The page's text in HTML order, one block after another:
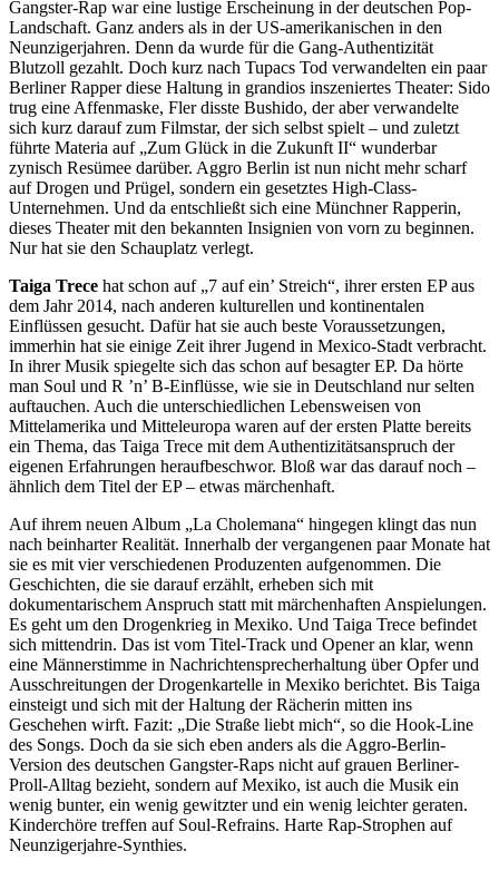
Gangster-Rap war eine lustige Erscheinung in der deutschen Pop-
Landschaft. Ganz anders als in der US-amerikanischen in den
Neunzigerjahren. Denn da wurde für die Gang-Authentizität
Blutzoll gezahlt. Doch kurz nach Tupacs Tod verwandelten ein paar
Berliner Rapper diese Haltung in grandios inszeniertes Theater: Sido
trug eine Affenmaske, Fler disste Bushido, der aber verwandelte
sich kurz darauf zum Filmstar, der sich selbst spielt – und zuletzt
führte Materia auf „Zum Glück in die Zukunft II“ wunderbar
zynisch Resümee darüber. Aggro Berlin ist nun nicht mehr scharf
auf Drogen und Prügel, sondern ein gesetztes High-Class-
Unternehmen. Und da entschließt sich eine Münchner Rapperin,
dieses Theater mit den bekannten Insignien von vorn zu beginnen.
Nur hat sie den Schauplatz verlegt.
Taiga Trece hat schon auf „7 auf ein’ Streich“, ihrer ersten EP aus
dem Jahr 2014, nach anderen kulturellen und kontinentalen
Einflüssen gesucht. Dafür hat sie auch beste Voraussetzungen,
immerhin hat sie einige Zeit ihrer Jugend in Mexico-Stadt verbracht.
In ihrer Musik spiegelte sich das schon auf besagter EP. Da hörte
man Soul und R ’n’ B-Einflüsse, wie sie in Deutschland nur selten
auftauchen. Auch die unterschiedlichen Lebensweisen von
Mittelamerika und Mitteleuropa waren auf der ersten Platte bereits
ein Thema, das Taiga Trece mit dem Authentizitätsanspruch der
eigenen Erfahrungen heraufbeschwor. Bloß war das darauf noch –
ähnlich dem Titel der EP – etwas märchenhaft.
Auf ihrem neuen Album „La Cholemana“ hingegen klingt das nun
nach beinharter Realität. Innerhalb der vergangenen paar Monate hat
sie es mit vier verschiedenen Produzenten aufgenommen. Die
Geschichten, die sie darauf erzählt, erheben sich mit
dokumentarischem Anspruch statt mit märchenhaften Anspielungen.
Es geht um den Drogenkrieg in Mexiko. Und Taiga Trece befindet
sich mittendrin. Das ist vom Titel-Track und Opener an klar, wenn
eine Männerstimme in Nachrichtensprecherhaltung über Opfer und
Ausschreitungen der Drogenkartelle in Mexiko berichtet. Bis Taiga
einsteigt und sich mit der Haltung der Rächerin mitten ins
Geschehen wirft. Fazit: „Die Straße liebt mich“, so die Hook-Line
des Songs. Doch da sie sich eben anders als die Aggro-Berlin-
Version des deutschen Gangster-Raps nicht auf grauen Berliner-
Proll-Alltag bezieht, sondern auf Mexiko, ist auch die Musik ein
wenig bunter, ein wenig gewitzter und ein wenig leichter geraten.
Kinderchöre treffen auf Soul-Refrains. Harte Rap-Strophen auf
Neunzigerjahre-Synthies.